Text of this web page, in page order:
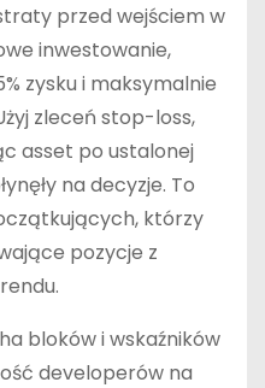
przed wejściem w
inwestowanie,
zysku i maksymalnie
zleceń stop-loss,
asset po ustalonej
na decyzje. To
którzy
pozycje z
bloków i wskaźników
developerów na